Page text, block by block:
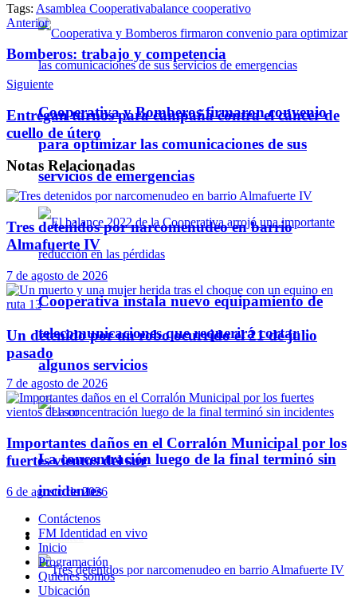
Cooperativa y Bomberos firmaron convenio
para optimizar las comunicaciones de sus
servicios de emergencias
Cooperativa instala nuevo equipamiento de
telecomunicaciones que requerirá cortar
algunos servicios
La concentración luego de la final terminó sin
incidentes
Policiales
Tags: Asamblea Cooperativabalance cooperativo
Anterior
Bomberos: trabajo y competencia
Siguiente
Entregan turnos para campaña contra el cáncer de
cuello de útero
Notas Relacionadas
Tres detenidos por narcomenudeo en barrio
Almafuerte IV
7 de agosto de 2026
Un detenido por un robo ocurrido el 21 de julio
pasado
7 de agosto de 2026
Importantes daños en el Corralón Municipal por los
fuertes vientos del sur
6 de agosto de 2026
Contáctenos
FM Identidad en vivo
Inicio
Programación
Quienes somos
Ubicación